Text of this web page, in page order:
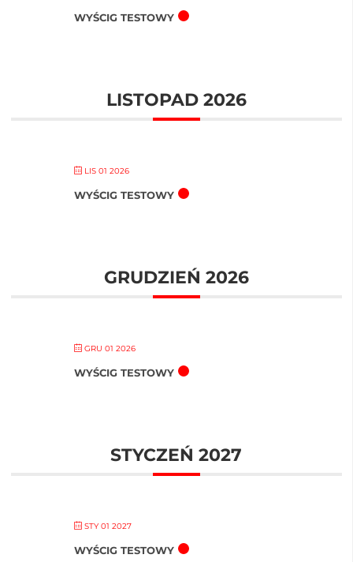
WYŚCIG TESTOWY
LISTOPAD 2026
LIS 01 2026
WYŚCIG TESTOWY
GRUDZIEŃ 2026
GRU 01 2026
WYŚCIG TESTOWY
STYCZEŃ 2027
STY 01 2027
WYŚCIG TESTOWY